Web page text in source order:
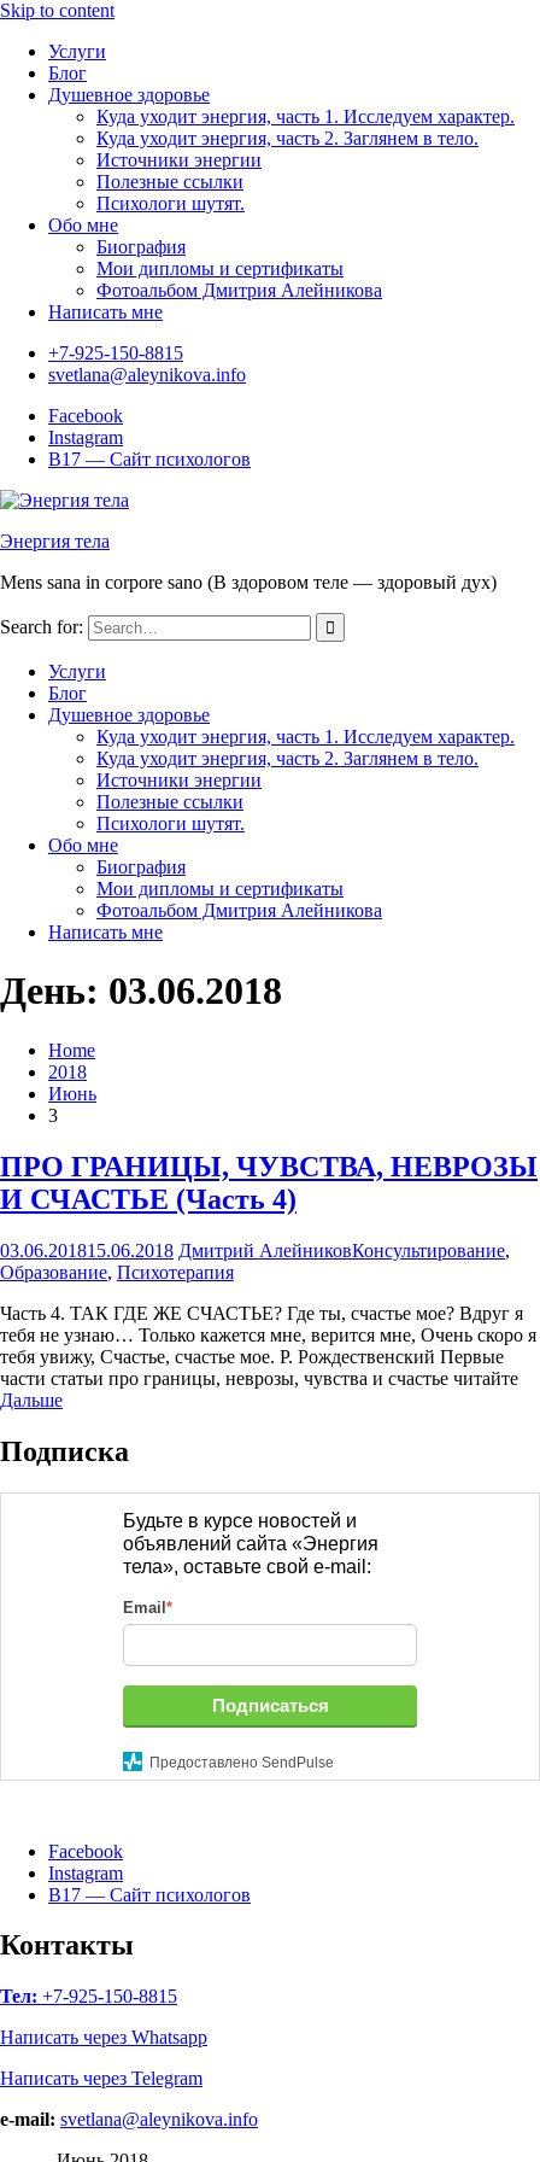
Skip to content
Услуги
Блог
Душевное здоровье
Куда уходит энергия, часть 1. Исследуем характер.
Куда уходит энергия, часть 2. Заглянем в тело.
Источники энергии
Полезные ссылки
Психологи шутят.
Обо мне
Биография
Мои дипломы и сертификаты
Фотоальбом Дмитрия Алейникова
Написать мне
+7-925-150-8815
svetlana@aleynikova.info
Facebook
Instagram
B17 — Сайт психологов
Энергия тела
Mens sana in corpore sano (В здоровом теле — здоровый дух)
Search for:
Услуги
Блог
Душевное здоровье
Куда уходит энергия, часть 1. Исследуем характер.
Куда уходит энергия, часть 2. Заглянем в тело.
Источники энергии
Полезные ссылки
Психологи шутят.
Обо мне
Биография
Мои дипломы и сертификаты
Фотоальбом Дмитрия Алейникова
Написать мне
День: 03.06.2018
Home
2018
Июнь
3
ПРО ГРАНИЦЫ, ЧУВСТВА, НЕВРОЗЫ
И СЧАСТЬЕ (Часть 4)
03.06.201815.06.2018 Дмитрий АлейниковКонсультирование,
Образование, Психотерапия
Часть 4. ТАК ГДЕ ЖЕ СЧАСТЬЕ? Где ты, счастье мое? Вдруг я
тебя не узнаю… Только кажется мне, верится мне, Очень скоро я
тебя увижу, Счастье, счастье мое. Р. Рождественский Первые
части статьи про границы, неврозы, чувства и счастье читайте
Дальше
Подписка
Будьте в курсе новостей и
объявлений сайта «Энергия
тела», оставьте свой e-mail:
Email*
Подписаться
Предоставлено SendPulse
Facebook
Instagram
B17 — Сайт психологов
Контакты
Тел: +7-925-150-8815
Написать через Whatsapp
Написать через Telegram
e-mail: svetlana@aleynikova.info